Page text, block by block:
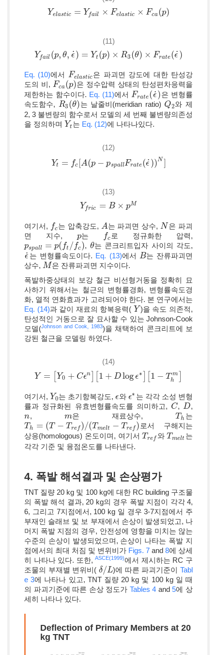
Yelastic = Yfail × Felastic × Fca(p)
Yelastic =Y ail×F ela stic×Fca (p)
(11)
Yfail (p, θ, ϵ
˙) = Yt (p) × R3(θ) × Frate(ϵ
˙)
Yfail(p,θ, ϵ˙) =Y (p) ×R3(θ ×Frate(ϵ˙)
Eq. (10)에서 Felastic
Felastic은 파괴면 강도에 대한 탄성강
도의 비, Fca(p)
Fca(p) 은 정수압력 상태의 탄성편차응력을
제한하는 함수이다. Eq. (11)에서 Frate(ϵ
˙)
Frate(ϵ˙)
은 변형률
속도함수, R3(θ)
R3(θ) 는 날줄비(meridian ratio) Q2
Q2와 제
2, 3 불변량의 함수로서 모델의 세 번째 불변량의존성
을 정의하며 Yt
Yt 는 Eq. (12)에 나타나있다.
(12)
Yt = fc [A(p − pspallFrate(ϵ
˙))N ]
Yt=fc A(p-pspallFrate(ϵ˙))N]
(13)
Yfric = B × pM
Yfric= B× pM
여기서, fc
fc 는 압축강도, A
A 는 파괴면 상수, N
N 은 파괴
면 지수, p
p는 fc
fc 로 정규화한 압력,
pspall = p( ft / fc)
pspall =p( ft/f c) , θ
θ는 콘크리트입자 사이의 각도,
ϵ
˙
ϵ˙ 는 변형률속도이다. Eq. (13)에서 B
B 는 잔류파괴면
상수, M
M 은 잔류파괴면 지수이다.
폭발하중상태의 보강 철근 비선형거동을 정확히 묘
사하기 위해서는 철근의 변형률경화, 변형률속도경
화, 열적 연화효과가 고려되어야 한다. 본 연구에서는
Eq. (14)과 같이 재료의 항복응력( Y
Y )을 속도 의존적,
탄성적인 거동으로 잘 묘사할 수 있는 Johnson-Cook
모델(Johnson and Cook, 1983)을 채택하여 콘크리트에 보
강된 철근을 모델링 하였다.
(14)
Y = [Y0 + Cϵn 1 + Dlogϵ∗ 1 − T m
h
Y= [Y +Cϵ n][ 1+Dlog ϵ* ][1 -Thm]
여기서, Y0
Y0는 초기항복강도,ϵ
ϵ와ϵ∗
ϵ* 는 각각 소성 변형
률과 정규화된 유효변형률속도를 의미하고, C
C , D
D ,
n
n , m
m 은 재료상수,Th
Th 는
T h = (T − T ref )/(T melt − Tref )
Th= (T Tre )/( Tmel -Tref)
로서 구해지는
상응(homologous) 온도이며, 여기서Tref
Tref 와Tmelt
Tmelt 는
각각 기준 및 융점온도를 나타낸다.
4. 폭발 해석결과 및 손상평가
TNT 질량 20 kg 및 100 kg에 대한 RC building 구조물
의 폭발 해석 결과, 20 kg의 경우 폭발 지점이 각각 4,
6, 그리고 7지점에서, 100 kg 일 경우 3-7지점에서 주
부재인 슬래브 및 보 부재에서 손상이 발생되었고, 나
머지 폭발 지점의 경우, 안전성에 영향을 미치는 않는
수준의 손상이 발생되었으며, 손상이 나타는 폭발 지
점에서의 최대 처짐 및 변위비가 Figs. 7 and 8에 상세
히 나타나 있다. 또한,ASCE(1999)에서 제시하는 RC 구
조물의 부재별 변위비( δ/L
δ/L )에 따른 파괴기준이Tabl
e 3에 나타나 있고, TNT 질량 20 kg 및 100 kg 일 때
의 파괴기준에 따른 손상 정도가 Tables 4 and5에 상
세히 나타나 있다.
Deflection of Primary Members at 20
kg TNT